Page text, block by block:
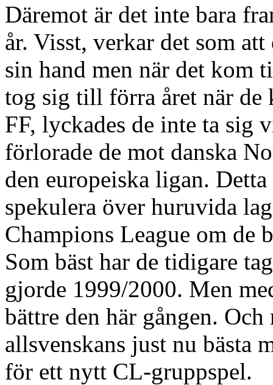
Däremot är det inte bara
år. Visst, verkar det som
sin hand men när det kom
tog sig till förra året när de
FF, lyckades de inte ta sig
förlorade de mot danska
den europeiska ligan.
spekulera över huruvida
Champions League om de
Som bäst har de tidigare
gjorde 1999/2000. Men
bättre den här gången. Och
allsvenskans just nu bästa
för ett nytt CL-gruppspel.